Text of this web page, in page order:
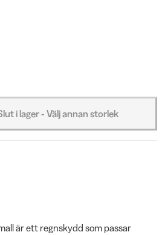
i lager - Välj annan storlek
är ett regnskydd som passar